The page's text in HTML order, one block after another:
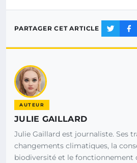
PARTAGER CET ARTICLE
AUTEUR
JULIE GAILLARD
Julie Gaillard est journaliste. Ses
changements climatiques, la
biodiversité et le fonctionnement